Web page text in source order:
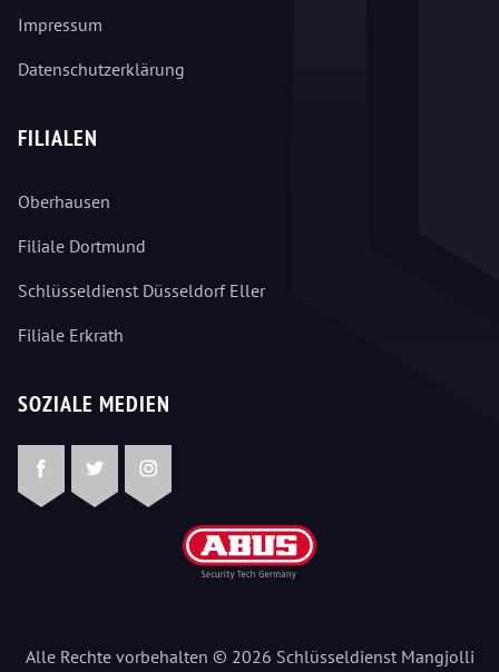
Impressum
Datenschutzerklärung
FILIALEN
Oberhausen
Filiale Dortmund
Schlüsseldienst Düsseldorf Eller
Filiale Erkrath
SOZIALE MEDIEN
FacebookTwitterInstagram
Alle Rechte vorbehalten © 2026 Schlüsseldienst Mangjolli